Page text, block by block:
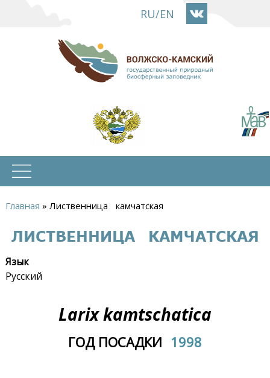
основному
содержанию
RU/EN
здесь
Главная » Лиственница камчатская
ЛИСТВЕННИЦА КАМЧАТСКАЯ
Язык
Русский
Larix kamtschatica
ГОД ПОСАДКИ 1998